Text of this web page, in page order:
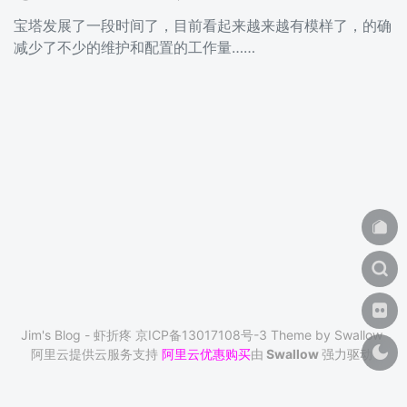
宝塔发展了一段时间了，目前看起来越来越有模样了，的确
减少了不少的维护和配置的工作量……
Jim's Blog - 虾折疼 京ICP备13017108号-3 Theme by Swallow
阿里云提供云服务支持 阿里云优惠购买由 Swallow强力驱动